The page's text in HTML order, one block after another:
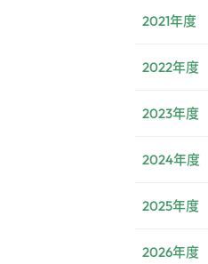
2021年度
2022年度
2023年度
2024年度
2025年度
2026年度